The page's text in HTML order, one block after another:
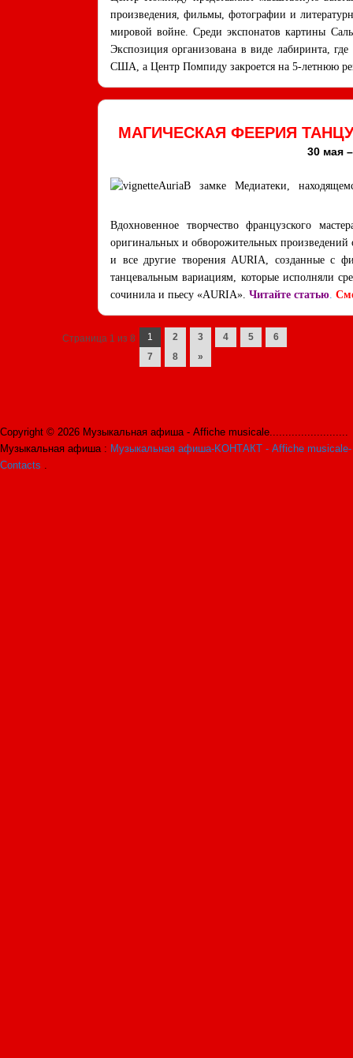
произведения, фильмы, фотографии и
мировой войне. Среди экспонатов картины
Экспозиция организована в виде лабиринта,
США, а Центр Помпиду закроется на 5-летнюю
МАГИЧЕСКАЯ ФЕЕРИЯ
30 мая
В замке Медиатеки,
Вдохновенное творчество французского
оригинальных и обворожительных
и все другие творения AURIA, созданные с
танцевальным вариациям, которые исполняли
сочинила и пьесу «AURIA». Читайте статью
Navigation des posts
Страница 1 из 8 1 2 3 4 5
6
7
8 »
Copyright © 2026 Музыкальная афиша - Affiche musicale.........................
Музыкальная афиша : Музыкальная афиша-KОНТАКТ - Affiche musicale-
Contacts .